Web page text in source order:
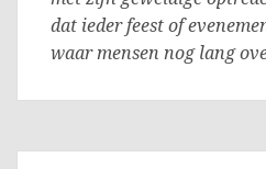
dat ieder feest of
waar mensen nog lang